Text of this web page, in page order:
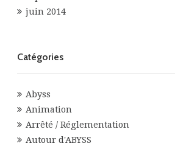
juin 2014
Catégories
Abyss
Animation
Arrêté / Réglementation
Autour d'ABYSS